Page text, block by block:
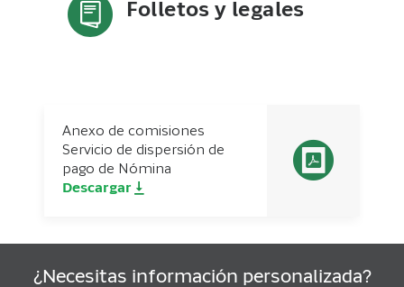
Folletos y legales
Anexo de comisiones
Servicio de dispersión de
pago de Nómina
Descargar
¿Necesitas información personalizada?